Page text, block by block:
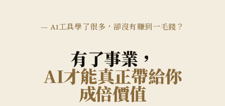
AI工具學了很多，卻沒有賺到一毛錢？
有了事業，
AI才能真正帶給你
成倍價值